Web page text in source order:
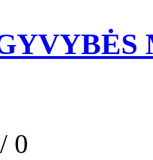
/ 0